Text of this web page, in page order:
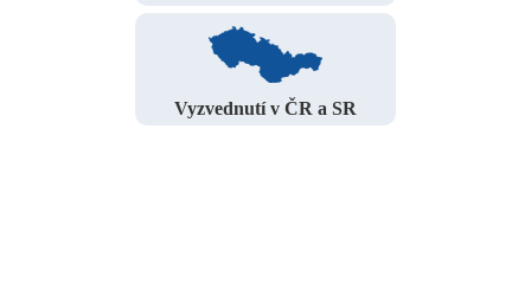
Vyzvednutí v ČR a SR